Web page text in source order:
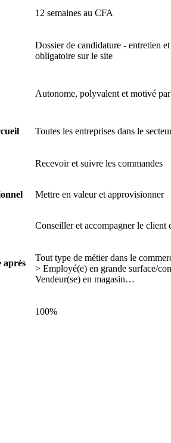
12 semaines au CFA
Dossier de candidature - entretien
obligatoire sur le site
Autonome, polyvalent et motivé
Toutes les entreprises dans le
Recevoir et suivre les commandes
Mettre en valeur et approvisionner
Conseiller et accompagner le client
après
Tout type de métier dans le
> Employé(e) en grande surface/
Vendeur(se) en magasin…
100%